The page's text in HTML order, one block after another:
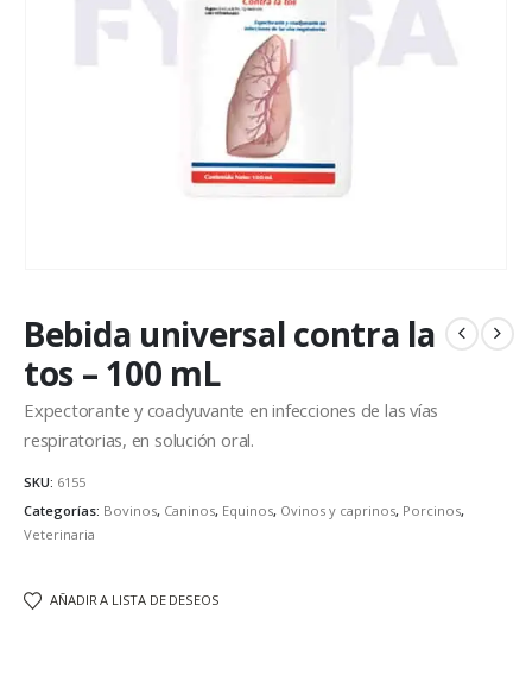
Bebida universal contra la
tos – 100 mL
Expectorante y coadyuvante en infecciones de las vías
respiratorias, en solución oral.
SKU: 6155
Categorías: Bovinos, Caninos, Equinos, Ovinos y caprinos, Porcinos,
Veterinaria
AÑADIR A LISTA DE DESEOS